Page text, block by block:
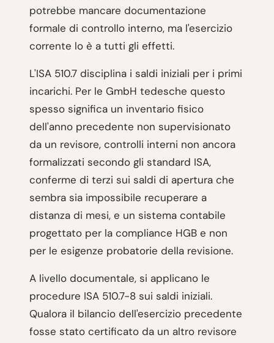
potrebbe mancare documentazione
formale di controllo interno, ma l'esercizio
corrente lo è a tutti gli effetti.
L'ISA 510.7 disciplina i saldi iniziali per i primi
incarichi. Per le GmbH tedesche questo
spesso significa un inventario fisico
dell'anno precedente non supervisionato
da un revisore, controlli interni non ancora
formalizzati secondo gli standard ISA,
conferme di terzi sui saldi di apertura che
sembra sia impossibile recuperare a
distanza di mesi, e un sistema contabile
progettato per la compliance HGB e non
per le esigenze probatorie della revisione.
A livello documentale, si applicano le
procedure ISA 510.7-8 sui saldi iniziali.
Qualora il bilancio dell'esercizio precedente
fosse stato certificato da un altro revisore